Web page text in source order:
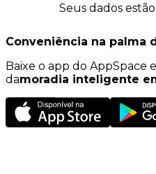
Seus dados
Conveniência na palma
Baixe o app do AppSpace
damoradia inteligente